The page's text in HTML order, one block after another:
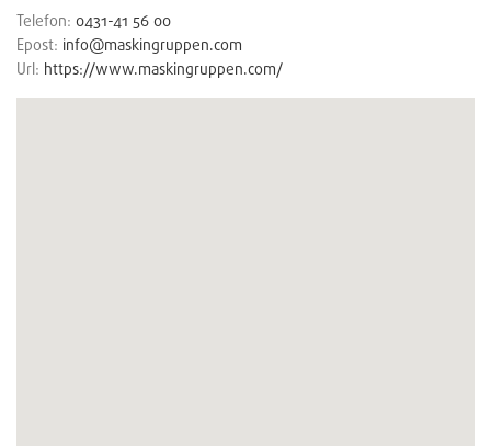
Telefon: 0431-41 56 00
Epost: info@maskingruppen.com
Url: https://www.maskingruppen.com/